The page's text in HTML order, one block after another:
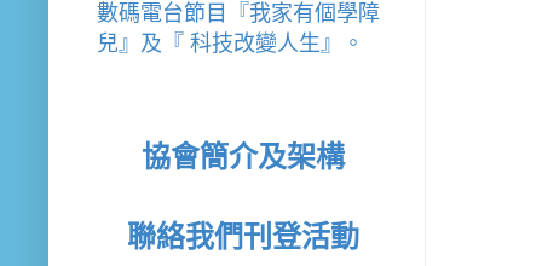
數碼電台節目『我家有個學障
兒』及『 科技改變人生』。
協會簡介及架構
聯絡我們刊登活動